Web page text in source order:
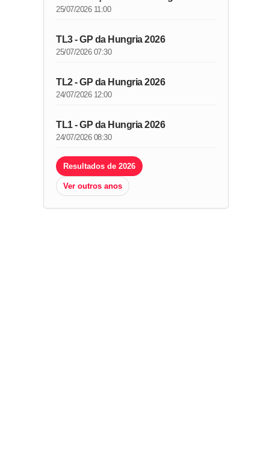
25/07/2026 11:00
TL3 - GP da Hungria 2026
25/07/2026 07:30
TL2 - GP da Hungria 2026
24/07/2026 12:00
TL1 - GP da Hungria 2026
24/07/2026 08:30
Resultados de 2026
Ver outros anos